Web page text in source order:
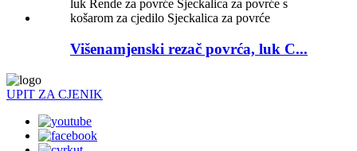
Višenamjenski rezač povrća, luk C...
UPIT ZA CJENIK